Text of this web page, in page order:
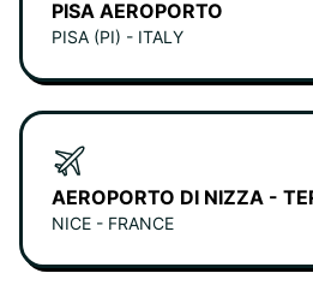
PISA AEROPORTO
PISA (PI) - ITALY
AEROPORTO DI NIZZA -
NICE - FRANCE